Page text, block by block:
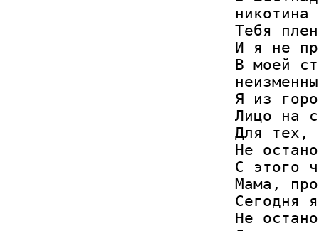
никотина
Тебя
И я не
В моей
неизменны
Я из
Лицо на
Для тех,
Не
С этого
Мама,
Сегодня
Не